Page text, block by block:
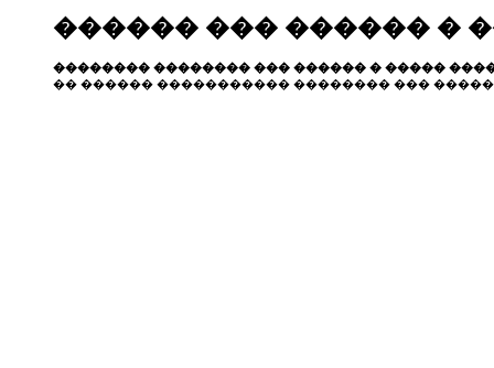
������ ��� ������ �
�������� �������� ��� ������ � �����
�� ������ ����������� �������� ���